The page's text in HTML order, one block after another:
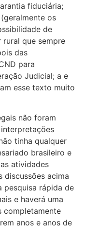
fiduciária;
os
de
que sempre
das
para
Judicial; a e
esse texto muito
não foram
tinha qualquer
brasileiro e
atividades
discussões acima
pesquisa rápida de
e haverá uma
completamente
anos e anos de